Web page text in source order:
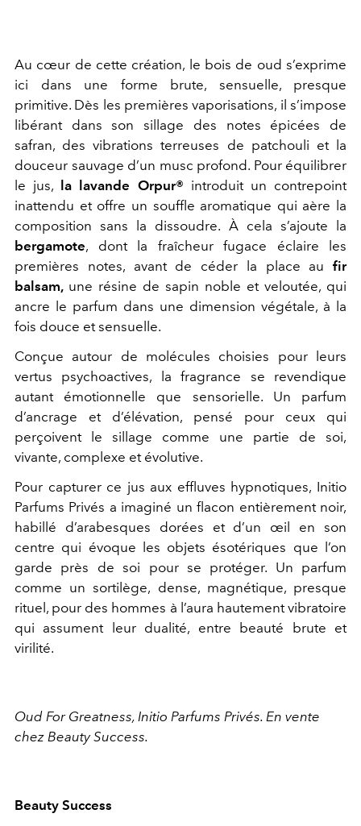
Au cœur de cette création, le bois de oud s’exprime
ici dans une forme brute, sensuelle, presque
primitive. Dès les premières vaporisations, il s’impose
libérant dans son sillage des notes épicées de
safran, des vibrations terreuses de patchouli et la
douceur sauvage d’un musc profond. Pour équilibrer
le jus,
la lavande Orpur® introduit un contrepoint
inattendu et offre un souffle aromatique qui aère la
composition sans la dissoudre. À cela s’ajoute la
bergamote, dont la fraîcheur fugace éclaire les
premières notes, avant de céder la place au fir
balsam, une résine de sapin noble et veloutée, qui
ancre le parfum dans une dimension végétale, à la
fois douce et sensuelle.
Conçue autour de molécules choisies pour leurs
vertus psychoactives, la fragrance se revendique
autant émotionnelle que sensorielle. Un parfum
d’ancrage et d’élévation, pensé pour ceux qui
perçoivent le sillage comme une partie de soi,
vivante, complexe et évolutive.
Pour capturer ce jus aux effluves hypnotiques, Initio
Parfums Privés a imaginé un flacon entièrement noir,
habillé d’arabesques dorées et d’un œil en son
centre qui évoque les objets ésotériques que l’on
garde près de soi pour se protéger. Un parfum
comme un sortilège, dense, magnétique, presque
rituel, pour des hommes à l’aura hautement vibratoire
qui assument leur dualité, entre beauté brute et
virilité.
Oud For Greatness, Initio Parfums Privés. En vente
chez Beauty Success.
Beauty Success